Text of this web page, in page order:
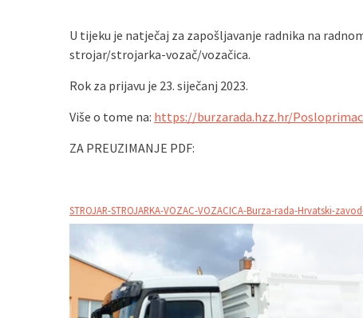
U tijeku je natječaj za zapošljavanje radnika na
strojar/strojarka-vozač/vozačica.
Rok za prijavu je 23. siječanj 2023.
Više o tome na: https://burzarada.hzz.hr/
ZA PREUZIMANJE PDF:
STROJAR-STROJARKA-VOZAC-VOZACICA-Burza-rada-Hrvatski-